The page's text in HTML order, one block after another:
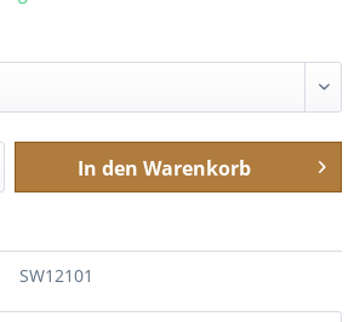
In den Warenkorb
SW12101